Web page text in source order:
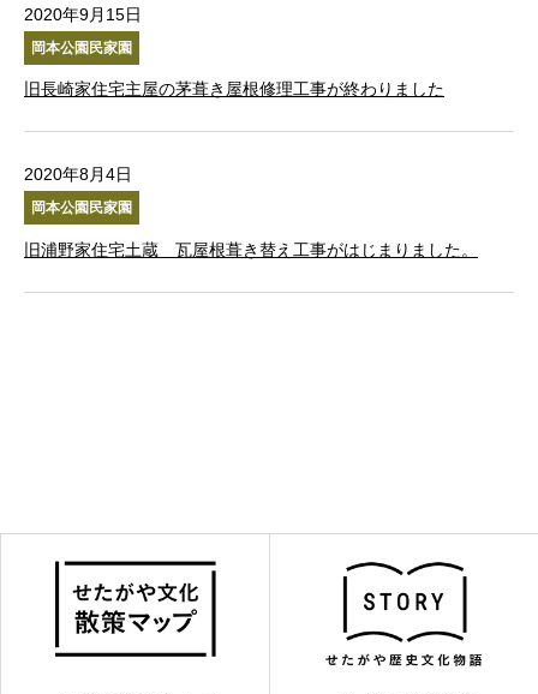
2020年9月15日
岡本公園民家園
旧長崎家住宅主屋の茅葺き屋根修理工事が終わりました
2020年8月4日
岡本公園民家園
旧浦野家住宅土蔵 瓦屋根葺き替え工事がはじまりました。